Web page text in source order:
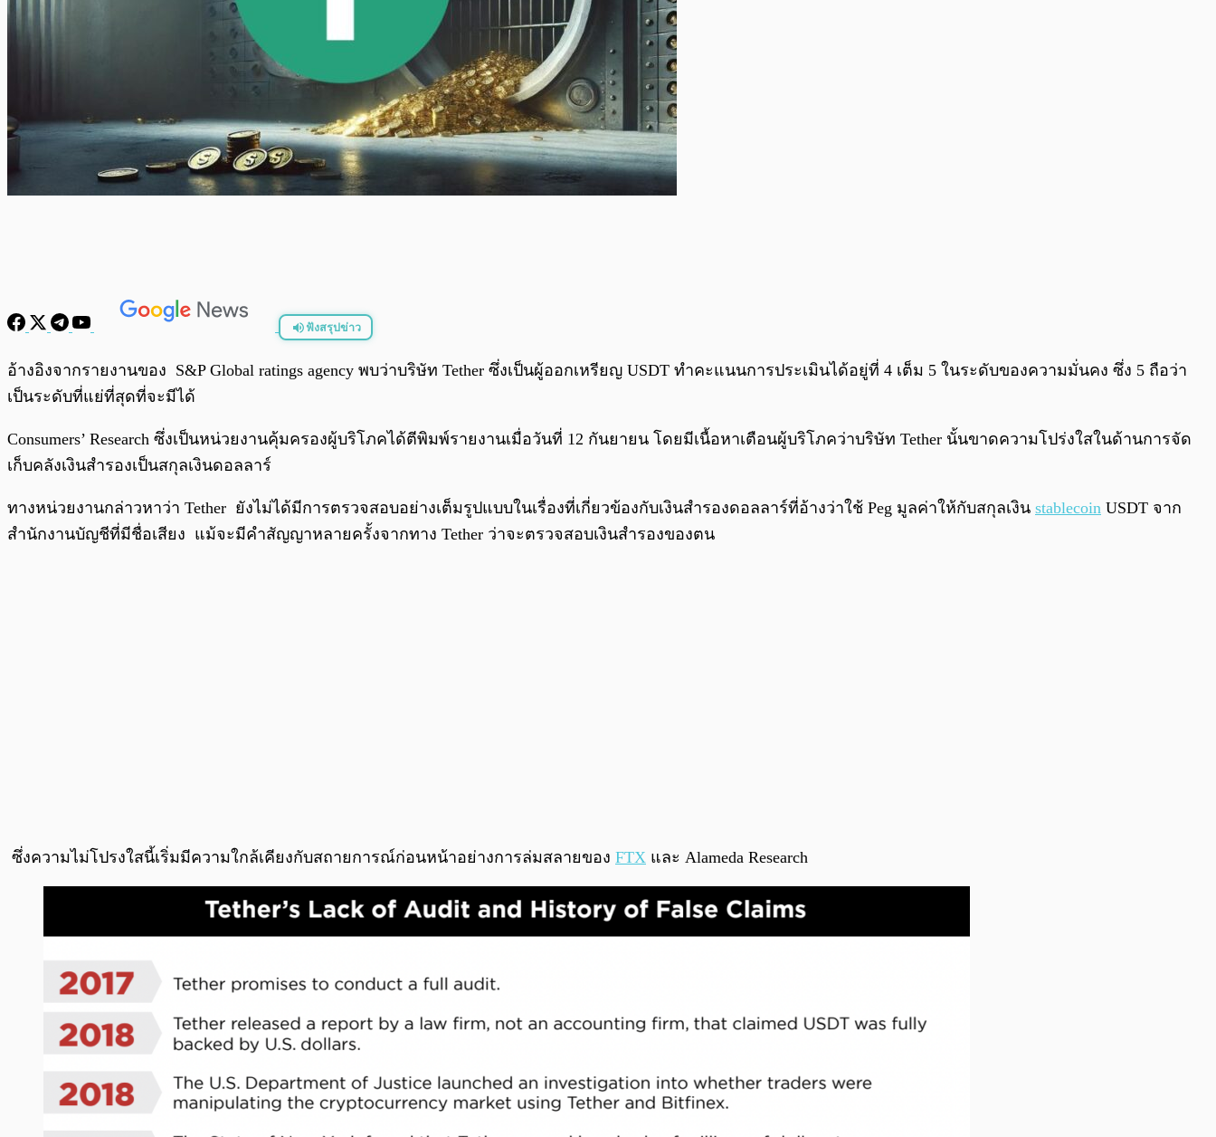
ฟังสรุปข่าว
/ 0:00
อ้างอิงจากรายงานของ S&P Global ratings agency พบว่าบริษัท Tether ซึ่งเป็นผู้ออกเหรียญ USDT ทำคะแนนการประเมินได้อยู่ที่ 4 เต็ม 5 ในระดับของความมั่นคง ซึ่ง 5 ถือว่า
เป็นระดับที่แย่ที่สุดที่จะมีได้
Consumers’ Research ซึ่งเป็นหน่วยงานคุ้มครองผู้บริโภคได้ตีพิมพ์รายงานเมื่อวันที่ 12 กันยายน โดยมีเนื้อหาเตือนผู้บริโภคว่าบริษัท Tether นั้นขาดความโปร่งใสในด้านการจัด
เก็บคลังเงินสำรองเป็นสกุลเงินดอลลาร์
ทางหน่วยงานกล่าวหาว่า Tether ยังไม่ได้มีการตรวจสอบอย่างเต็มรูปแบบในเรื่องที่เกี่ยวข้องกับเงินสำรองดอลลาร์ที่อ้างว่าใช้ Peg มูลค่าให้กับสกุลเงิน stablecoin USDT จาก
สำนักงานบัญชีที่มีชื่อเสียง แม้จะมีคำสัญญาหลายครั้งจากทาง Tether ว่าจะตรวจสอบเงินสำรองของตน
ซึ่งความไม่โปรงใสนี้เริ่มมีความใกล้เคียงกับสถายการณ์ก่อนหน้าอย่างการล่มสลายของ FTX และ Alameda Research